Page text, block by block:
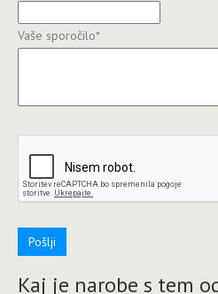
Vaše sporočilo*
Pošlji
Kaj je narobe s tem